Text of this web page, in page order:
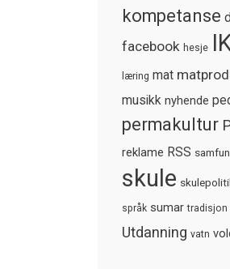
kompetanse
facebook hesje
læring mat
musikk nyhende
permakultur
reklame RSS
skule
språk sumar tradisjon
Utdanning vatn